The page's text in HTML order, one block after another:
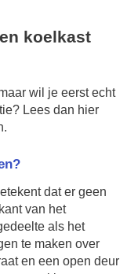
koelkast
wil je eerst echt
Lees dan hier
dat er geen
van het
als het
te maken over
en een open deur